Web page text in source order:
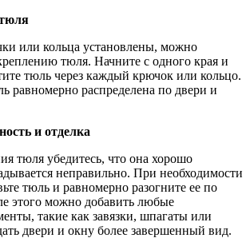
или кольца установлены, можно
тюля. Начните с одного края и
тюль через каждый крючок или кольцо.
равномерно распределена по двери и
и отделка
тюля убедитесь, что она хорошо
неправильно. При необходимости
тюль и равномерно разогните ее по
этого можно добавить любые
такие как завязки, шпагаты или
двери и окну более завершенный вид.